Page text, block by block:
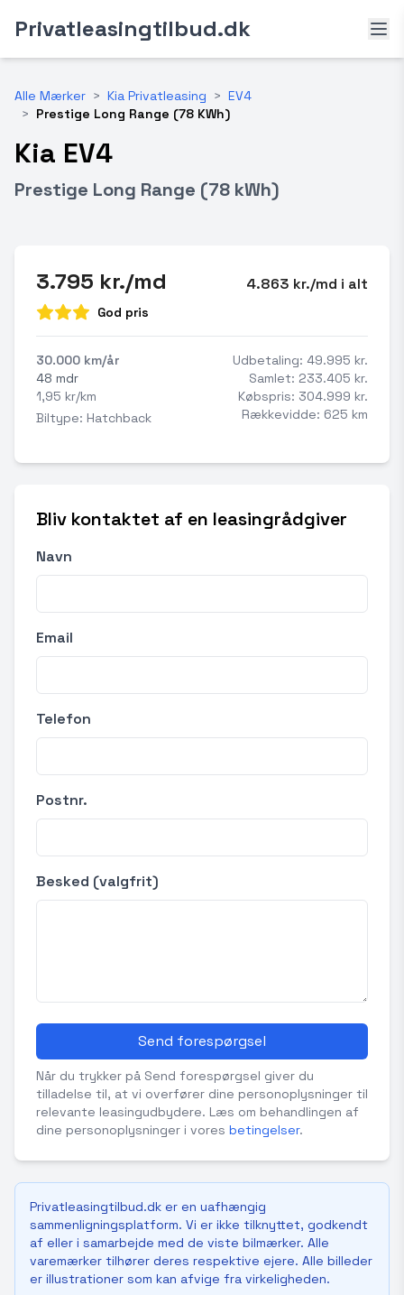
Privatleasingtilbud.dk
Alle Mærker > Kia Privatleasing > EV4
> Prestige Long Range (78 KWh)
Kia EV4
Prestige Long Range (78 kWh)
3.795 kr./md 4.863 kr./md i alt
God pris
30.000 km/år
48 mdr
1,95 kr/km
Biltype: Hatchback
Udbetaling: 49.995 kr.
Samlet: 233.405 kr.
Købspris: 304.999 kr.
Rækkevidde: 625 km
Bliv kontaktet af en leasingrådgiver
Navn
Email
Telefon
Postnr.
Besked (valgfrit)
Send forespørgsel
Når du trykker på Send forespørgsel giver du
tilladelse til, at vi overfører dine personoplysninger til
relevante leasingudbydere. Læs om behandlingen af
dine personoplysninger i vores betingelser.
Privatleasingtilbud.dk er en uafhængig
sammenligningsplatform. Vi er ikke tilknyttet, godkendt
af eller i samarbejde med de viste bilmærker. Alle
varemærker tilhører deres respektive ejere. Alle billeder
er illustrationer som kan afvige fra virkeligheden.